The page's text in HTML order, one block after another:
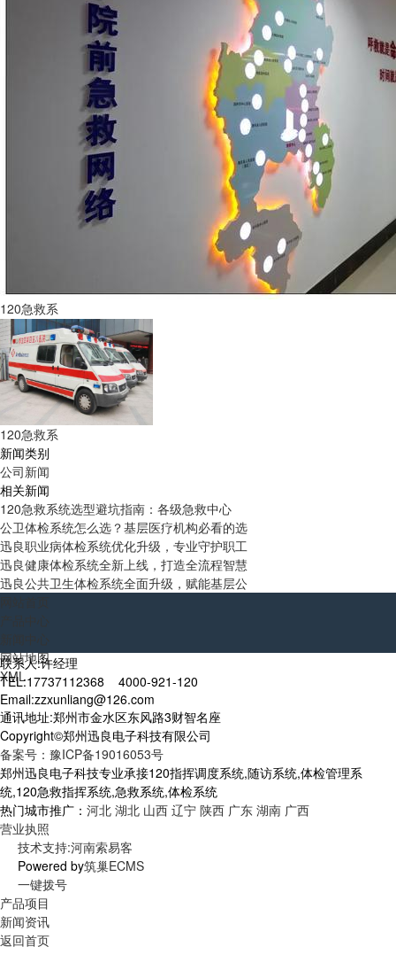
120急救系
120急救系
新闻类别
公司新闻
相关新闻
120急救系统选型避坑指南：各级急救中心
公卫体检系统怎么选？基层医疗机构必看的选
迅良职业病体检系统优化升级，专业守护职工
迅良健康体检系统全新上线，打造全流程智慧
迅良公共卫生体检系统全面升级，赋能基层公
网站地图
XML
联系人:许经理
TEL:17737112368 4000-921-120
Email:zzxunliang@126.com
通讯地址:郑州市金水区东风路3财智名座
Copyright©郑州迅良电子科技有限公司
备案号：豫ICP备19016053号
郑州迅良电子科技专业承接120指挥调度系统,随访系统,体检管理系
统,120急救指挥系统,急救系统,体检系统
热门城市推广： 河北 湖北 山西 辽宁 陕西 广东 湖南 广西
营业执照
技术支持:河南索易客
Powered by筑巢ECMS
一键拨号
产品项目
新闻资讯
返回首页